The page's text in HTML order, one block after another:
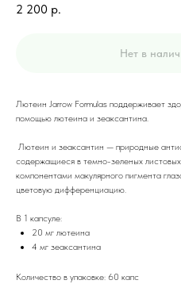
2 200 р.
Нет в
Лютеин Jarrow Formulas поддерживает
помощью лютеина и зеаксантина.
Лютеин и зеаксантин — природные
содержащиеся в темно-зеленых
компонентами макулярного пигмента
цветовую дифференциацию.
В 1 капсуле:
20 мг лютеина
4 мг зеаксантина
Количество в упаковке: 60 капс